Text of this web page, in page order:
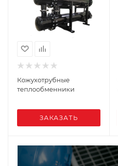
Кожухотрубные
теплообменники
ЗАКАЗАТЬ